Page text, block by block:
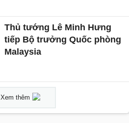
Thủ tướng Lê Minh Hưng
tiếp Bộ trưởng Quốc phòng
Malaysia
Xem thêm